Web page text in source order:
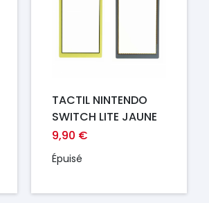
TACTIL NINTENDO
SWITCH LITE JAUNE
9,90 €
Épuisé